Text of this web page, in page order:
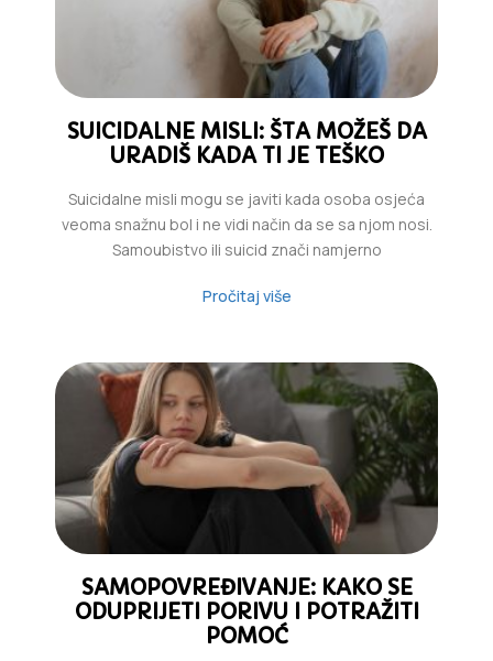
SUICIDALNE MISLI: ŠTA MOŽEŠ DA
URADIŠ KADA TI JE TEŠKO
Suicidalne misli mogu se javiti kada osoba osjeća
veoma snažnu bol i ne vidi način da se sa njom nosi.
Samoubistvo ili suicid znači namjerno
Pročitaj više
SAMOPOVREĐIVANJE: KAKO SE
ODUPRIJETI PORIVU I POTRAŽITI
POMOĆ